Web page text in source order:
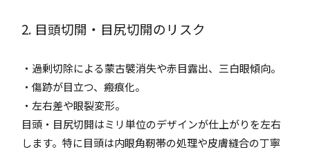
2. 目頭切開・目尻切開のリスク
・過剰切除による蒙古襞消失や赤目露出、三白眼傾向。
・傷跡が目立つ、瘢痕化。
・左右差や眼裂変形。
目頭・目尻切開はミリ単位のデザインが仕上がりを左右
します。特に目頭は内眼角靭帯の処理や皮膚縫合の丁寧